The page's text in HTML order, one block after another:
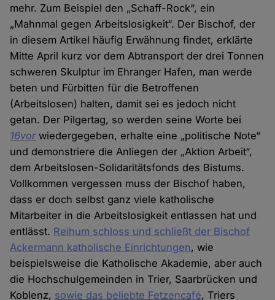
mehr. Zum Beispiel den „Schaff-Rock“, ein
„Mahnmal gegen Arbeitslosigkeit“. Der Bischof, der
in diesem Artikel häufig Erwähnung findet, erklärte
Mitte April kurz vor dem Abtransport der drei Tonnen
schweren Skulptur im Ehranger Hafen, man werde
beten und Fürbitten für die Betroffenen
(Arbeitslosen) halten, damit sei es jedoch nicht
getan. Der Pilgertag, so werden seine Worte bei
16vorwiedergegeben, erhalte eine „politische Note“
und demonstriere die Anliegen der „Aktion Arbeit“,
dem Arbeitslosen-Solidaritätsfonds des Bistums.
Vollkommen vergessen muss der Bischof haben,
dass er doch selbst ganz viele katholische
Mitarbeiter in die Arbeitslosigkeit entlassen hat und
entlässt. Reihum schloss und schließt der Bischof
Ackermann katholische Einrichtungen, wie
beispielsweise die Katholische Akademie, aber auch
die Hochschulgemeinden in Trier, Saarbrücken und
Koblenz, sowie das beliebte Fetzencafé, Triers